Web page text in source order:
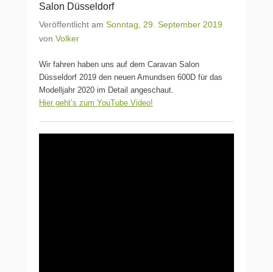
Salon Düsseldorf
Veröffentlicht am Sonntag, 29. September 2019
von Volker
Wir fahren haben uns auf dem Caravan Salon
Düsseldorf 2019 den neuen Amundsen 600D für das
Modelljahr 2020 im Detail angeschaut.
Hier geht’s zum YouTube Video!